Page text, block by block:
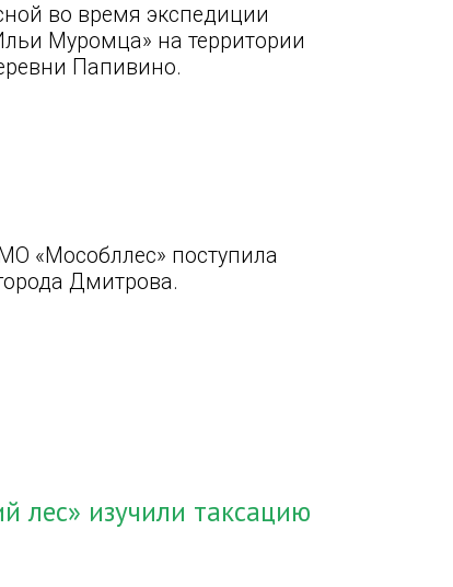
во время экспедиции
Муромца» на территории
Папивино.
«Мособллес» поступила
Дмитрова.
лес» изучили таксацию